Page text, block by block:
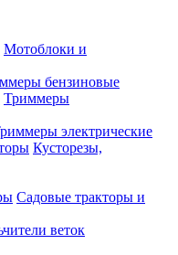
Мотоблоки и
бензиновые
Триммеры
электрические
Кусторезы,
Садовые тракторы и
веток